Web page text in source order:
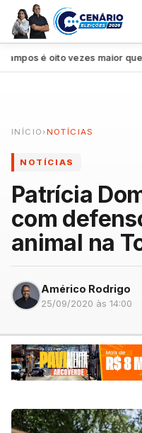
é oito vezes maior que o
INÍCIO › NOTÍCIAS
NOTÍCIAS
Patrícia
com
animal na
Américo Rodrigo
25/09/2020 às 14:00